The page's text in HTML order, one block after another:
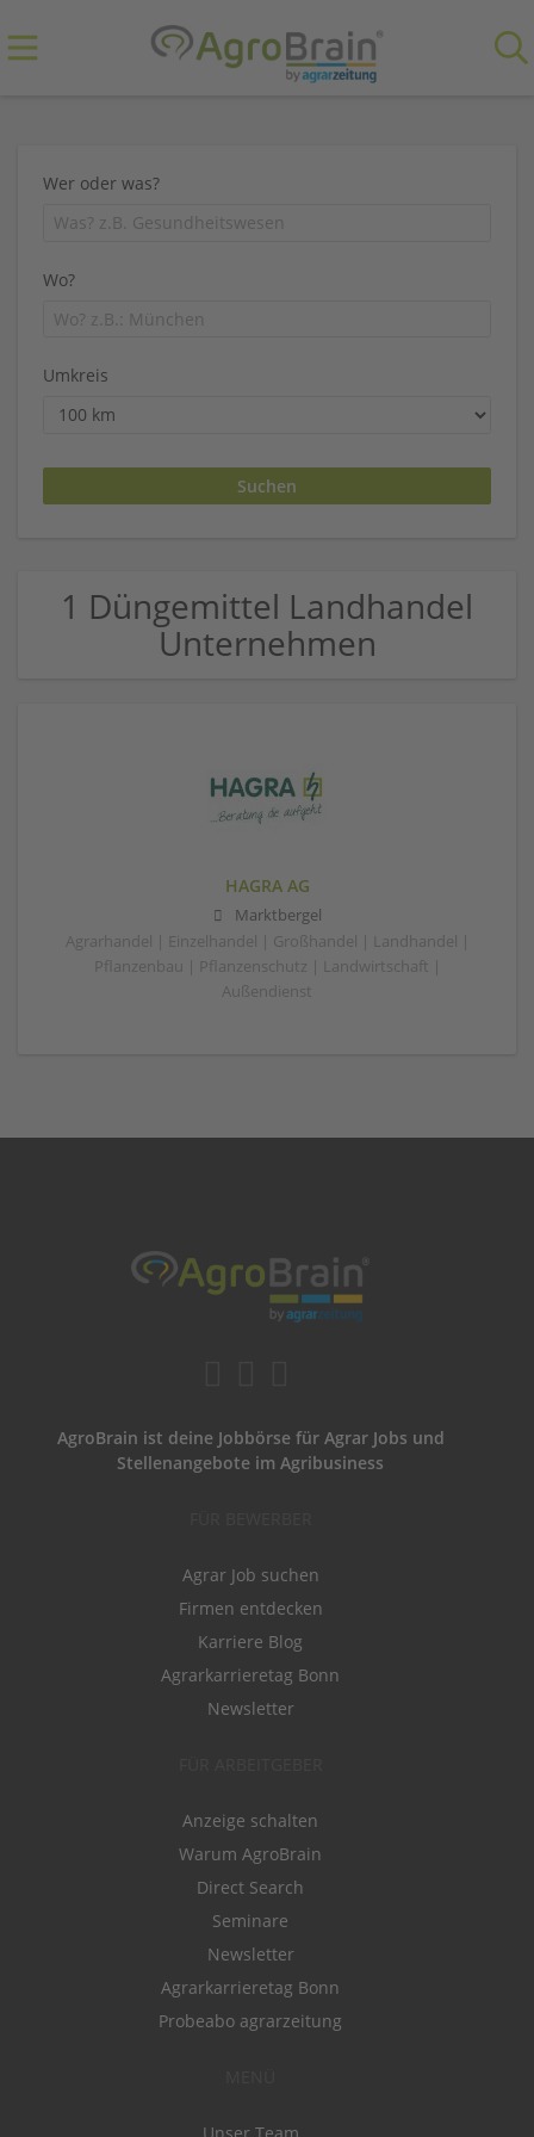
Wer oder was?
Wo?
Umkreis
1 Düngemittel Landhandel
Unternehmen
HAGRA AG
Marktbergel
Agrarhandel | Einzelhandel | Großhandel | Landhandel |
Pflanzenbau | Pflanzenschutz | Landwirtschaft |
Außendienst
AgroBrain ist deine Jobbörse für Agrar Jobs und
Stellenangebote im Agribusiness
Agrar Job suchen
Firmen entdecken
Karriere Blog
Agrarkarrieretag Bonn
Newsletter
Anzeige schalten
Warum AgroBrain
Direct Search
Seminare
Newsletter
Agrarkarrieretag Bonn
Probeabo agrarzeitung